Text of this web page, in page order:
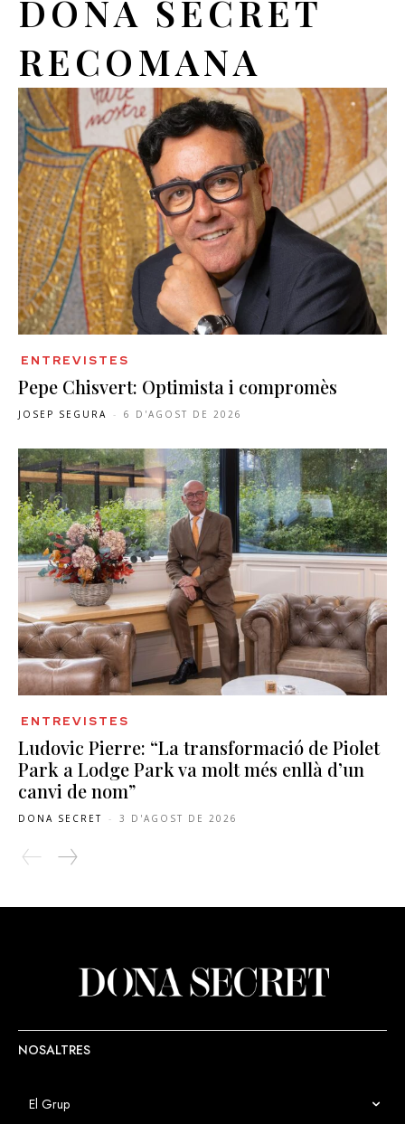
DONA SECRET
RECOMANA
ENTREVISTES
Pepe Chisvert: Optimista i compromès
JOSEP SEGURA - 6 D'AGOST DE 2026
ENTREVISTES
Ludovic Pierre: “La transformació de Piolet
Park a Lodge Park va molt més enllà d’un
canvi de nom”
DONA SECRET - 3 D'AGOST DE 2026
NOSALTRES
El Grup